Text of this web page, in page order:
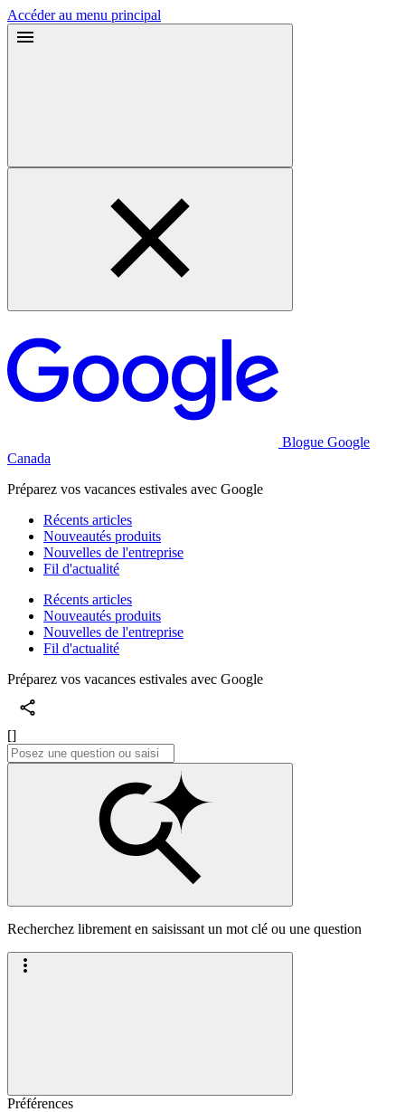
Accéder au menu principal
Blogue Google
Canada
​​Préparez vos vacances estivales avec Google
Récents articles
Nouveautés produits
Nouvelles de l'entreprise
Fil d'actualité
Récents articles
Nouveautés produits
Nouvelles de l'entreprise
Fil d'actualité
​​Préparez vos vacances estivales avec Google
[]
Recherchez librement en saisissant un mot clé ou une question
Préférences